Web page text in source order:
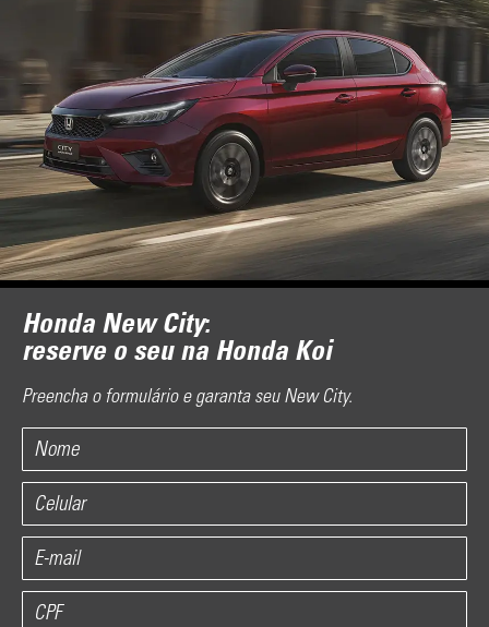
Honda New City:
reserve o seu na Honda Koi
Preencha o formulário e garanta seu New City.